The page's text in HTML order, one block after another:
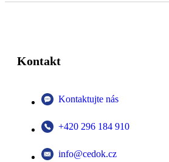
Kontakt
Kontaktujte nás
+420 296 184 910
info@cedok.cz